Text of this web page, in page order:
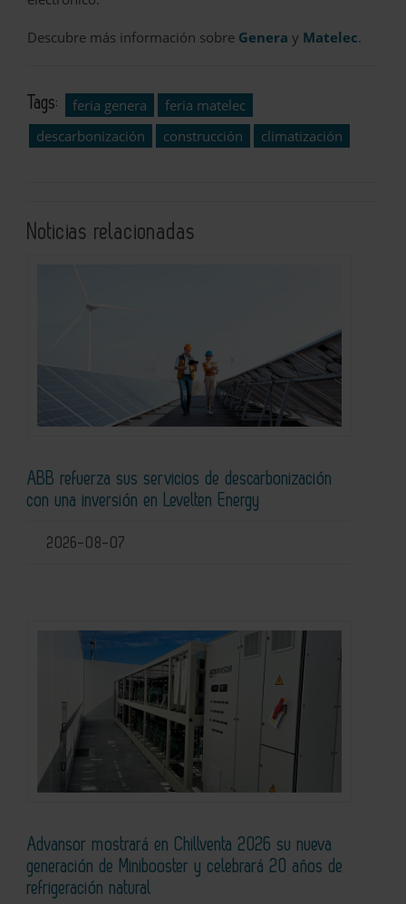
Descubre más información sobre Genera y Matelec.
Tags: feria genera
feria matelec
descarbonización
construcción climatización
Noticias relacionadas
ABB refuerza sus servicios de descarbonización
con una inversión en Levelten Energy
2026-08-07
Advansor mostrará en Chillventa 2026 su nueva
generación de Minibooster y celebrará 20 años de
refrigeración natural